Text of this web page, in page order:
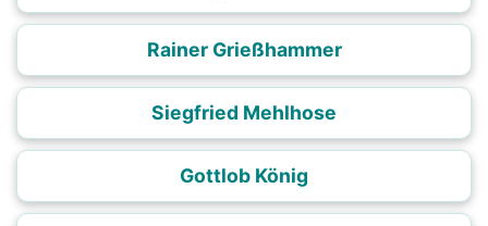
Rainer Grießhammer
Siegfried Mehlhose
Gottlob König